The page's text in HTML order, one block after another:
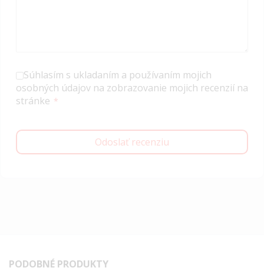
Súhlasím s ukladaním a používaním mojich
osobných údajov na zobrazovanie mojich recenzií na
stránke
Odoslať recenziu
PODOBNÉ PRODUKTY